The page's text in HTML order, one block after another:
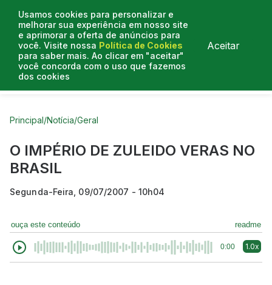
Usamos cookies para personalizar e
melhorar sua experiência em nosso site
e aprimorar a oferta de anúncios para
você. Visite nossa Política de Cookies
para saber mais. Ao clicar em "aceitar"
você concorda com o uso que fazemos
dos cookies
Aceitar
Curtas do Poder
Principal/Notícia/Geral
O IMPÉRIO DE ZULEIDO VERAS NO
BRASIL
Segunda-Feira, 09/07/2007 - 10h04
ouça este conteúdo readme
0:00 1.0x